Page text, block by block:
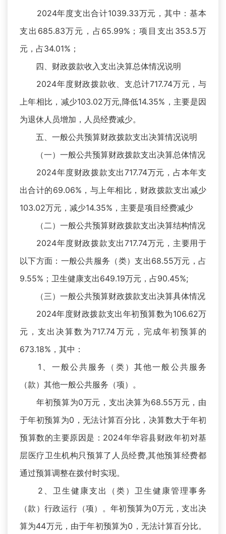
2024年度支出合计1039.33万元，其中：基本
支出685.83万元，占65.99%；项目支出353.5万
元，占34.01%；
四、财政拨款收入支出决算总体情况说明
2024年度财政拨款收、支总计717.74万元，与
上年相比，减少103.02万元,降低14.35%，主要是因
为退休人员增加，人员经费减少。
五、一般公共预算财政拨款支出决算情况说明
（一）一般公共预算财政拨款支出决算总体情况
2024年度财政拨款支出717.74万元，占本年支
出合计的69.06%，与上年相比，财政拨款支出减少
103.02万元，减少14.35%，主要是项目经费减少
（二）一般公共预算财政拨款支出决算结构情况
2024年度财政拨款支出717.74万元，主要用于
以下方面：一般公共服务（类）支出68.55万元，占
9.55%；卫生健康支出649.19万元，占90.45%;
（三）一般公共预算财政拨款支出决算具体情况
2024年度财政拨款支出年初预算数为106.62万
元，支出决算数为717.74万元，完成年初预算的
673.18%，其中：
1、一般公共服务（类）其他一般公共服务
（款）其他一般公共服务（项）。
年初预算为0万元，支出决算为68.55万元，由
于年初预算为0，无法计算百分比，决算数大于年初
预算数的主要原因是：2024年华容县财政年初对基
层医疗卫生机构只预算了人员经费,其他预算经费都
通过预算调整在拨付时实现。
2、卫生健康支出（类）卫生健康管理事务
（款）行政运行（项）。年初预算为0万元，支出决
算为44万元，由于年初预算为0，无法计算百分比。